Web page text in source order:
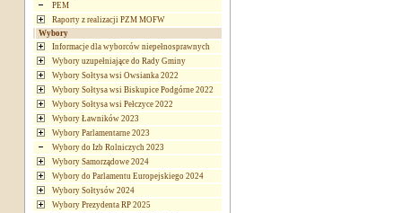
PEM
Raporty z realizacji PZM MOFW
Wybory
Informacje dla wyborców niepełnosprawnych
Wybory uzupełniające do Rady Gminy
Wybory Sołtysa wsi Owsianka 2022
Wybory Sołtysa wsi Biskupice Podgórne 2022
Wybory Sołtysa wsi Pełczyce 2022
Wybory Ławników 2023
Wybory Parlamentarne 2023
Wybory do Izb Rolniczych 2023
Wybory Samorządowe 2024
Wybory do Parlamentu Europejskiego 2024
Wybory Sołtysów 2024
Wybory Prezydenta RP 2025